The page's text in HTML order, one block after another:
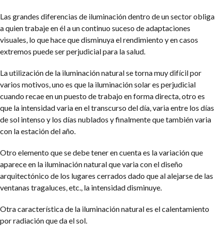
Las grandes diferencias de iluminación dentro de un sector obliga
a quien trabaje en él a un continuo suceso de adaptaciones
visuales, lo que hace que disminuya el rendimiento y en casos
extremos puede ser perjudicial para la salud.
La utilización de la iluminación natural se torna muy difícil por
varios motivos, uno es que la iluminación solar es perjudicial
cuando recae en un puesto de trabajo en forma directa, otro es
que la intensidad varia en el transcurso del día, varia entre los días
de sol intenso y los días nublados y finalmente que también varia
con la estación del año.
Otro elemento que se debe tener en cuenta es la variación que
aparece en la iluminación natural que varia con el diseño
arquitectónico de los lugares cerrados dado que al alejarse de las
ventanas tragaluces, etc., la intensidad disminuye.
Otra característica de la iluminación natural es el calentamiento
por radiación que da el sol.